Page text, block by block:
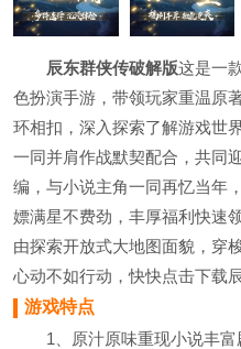
辰东群侠传破解版这是一
色扮演手游，带领玩家重温原
环相扣，深入探索了解游戏世
一同并肩作战默契配合，共同
编，与小说主角一同再忆当年
嫖满星不费劲，丰厚福利快速
由探索开放式大地图面貌，穿
心动不如行动，快快点击下载
游戏特点
1、原汁原味重现小说丰富